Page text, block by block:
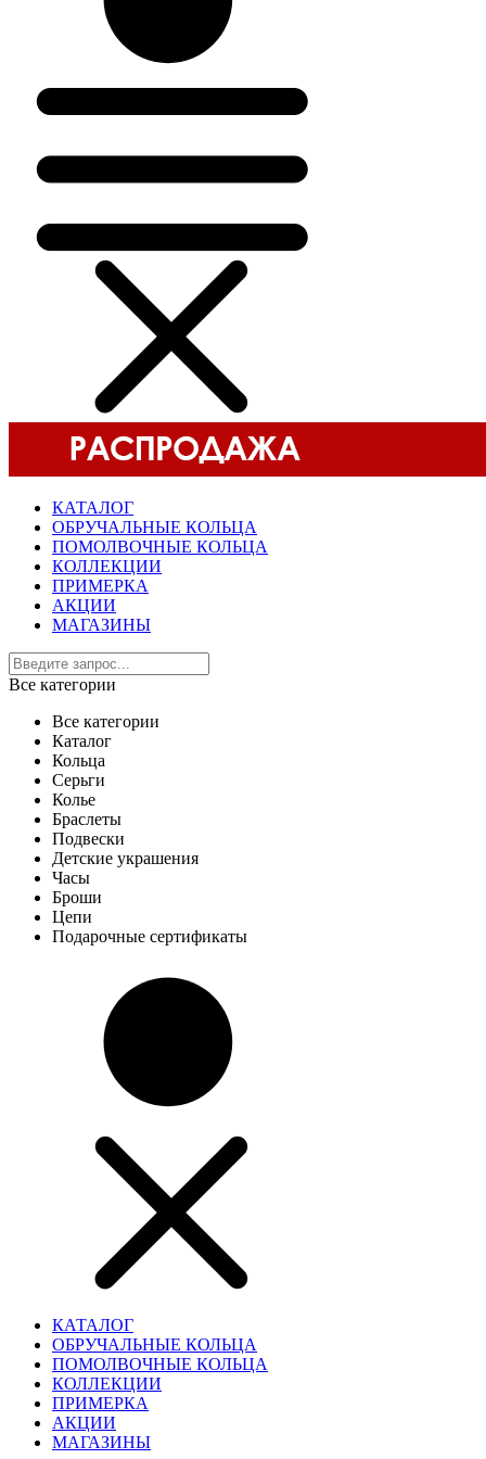
КАТАЛОГ
ОБРУЧАЛЬНЫЕ КОЛЬЦА
ПОМОЛВОЧНЫЕ КОЛЬЦА
КОЛЛЕКЦИИ
ПРИМЕРКА
АКЦИИ
МАГАЗИНЫ
Все категории
Все категории
Каталог
Кольца
Серьги
Колье
Браслеты
Подвески
Детские украшения
Часы
Броши
Цепи
Подарочные сертификаты
КАТАЛОГ
ОБРУЧАЛЬНЫЕ КОЛЬЦА
ПОМОЛВОЧНЫЕ КОЛЬЦА
КОЛЛЕКЦИИ
ПРИМЕРКА
АКЦИИ
МАГАЗИНЫ